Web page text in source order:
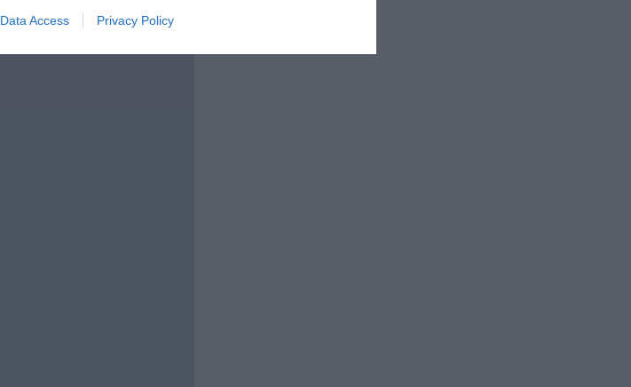
Data Access Privacy Policy